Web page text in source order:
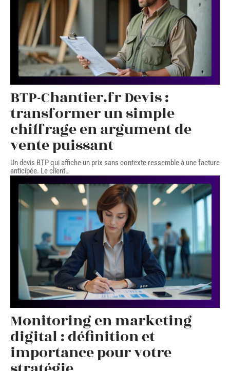
BTP-Chantier.fr Devis :
transformer un simple
chiffrage en argument de
vente puissant
Un devis BTP qui affiche un prix sans contexte ressemble à une facture
anticipée. Le client…
Monitoring en marketing
digital : définition et
importance pour votre